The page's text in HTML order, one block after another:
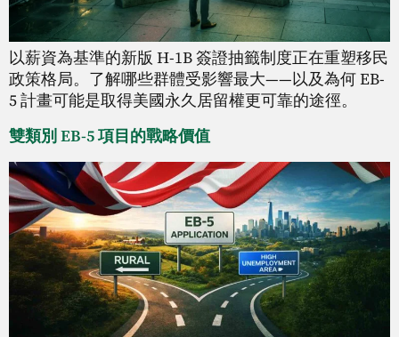
以薪資為基準的新版 H-1B 簽證抽籤制度正在重塑移民
政策格局。了解哪些群體受影響最大——以及為何 EB-
5 計畫可能是取得美國永久居留權更可靠的途徑。
雙類別 EB-5 項目的戰略價值